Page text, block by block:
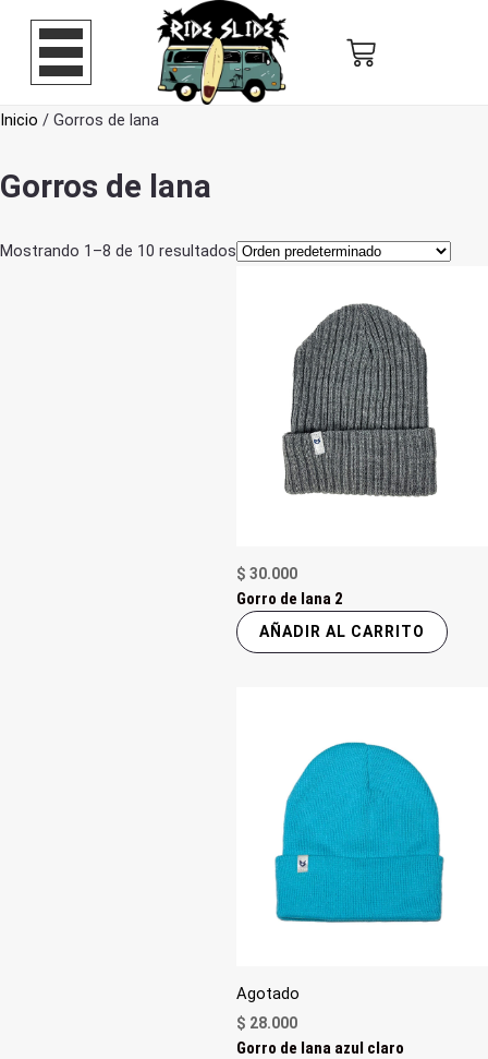
Inicio / Gorros de lana
Gorros de lana
Mostrando 1–8 de 10 resultados
$ 30.000
Gorro de lana 2
AÑADIR AL CARRITO
Agotado
$ 28.000
Gorro de lana azul claro